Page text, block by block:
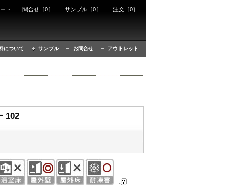
について サンプル お問合せ アウトレット
ート 問合せ［0］ サンプル［0］ 注文［0］
102